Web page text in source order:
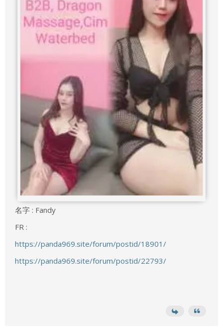
名字 : Fandy
FR :
https://panda969.site/forum/postid/18901/
https://panda969.site/forum/postid/22793/